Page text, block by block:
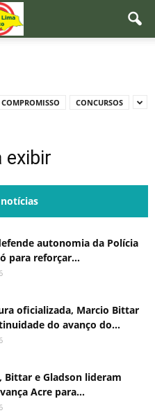
COMPROMISSO CONCURSOS
exibir
autonomia da Polícia
para reforçar...
oficializada, Marcio Bittar
do avanço do...
Bittar e Gladson lideram
Acre para...